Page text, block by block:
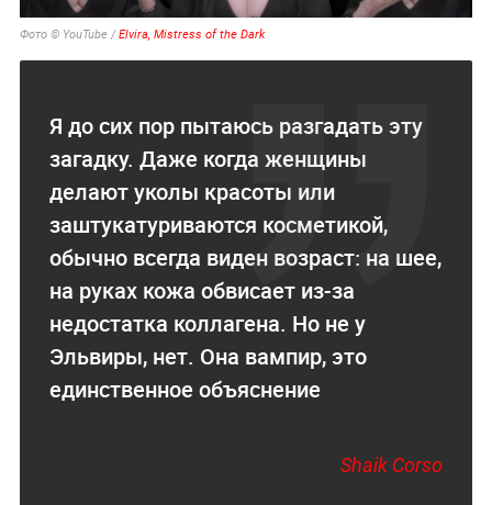
Фото © YouTube /Elvira, Mistress of the Dark
Я до сих пор пытаюсь разгадать эту
загадку. Даже когда женщины
делают уколы красоты или
заштукатуриваются косметикой,
обычно всегда виден возраст: на шее,
на руках кожа обвисает из-за
недостатка коллагена. Но не у
Эльвиры, нет. Она вампир, это
единственное объяснение
Shaik Corso